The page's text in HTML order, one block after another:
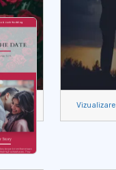
Vizualizare